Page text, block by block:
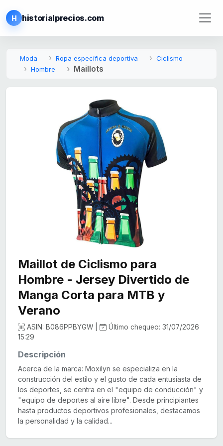
H historialprecios.com
Moda Ropa específica deportiva
Ciclismo
Hombre
Maillots
Maillot de Ciclismo para
Hombre - Jersey Divertido de
Manga Corta para MTB y
Verano
ASIN: B086PPBYGW |
Último chequeo: 31/07/2026
15:29
Descripción
Acerca de la marca: Moxilyn se especializa en la
construcción del estilo y el gusto de cada entusiasta de
los deportes, se centra en el "equipo de conducción" y
"equipo de deportes al aire libre". Desde principiantes
hasta productos deportivos profesionales, destacamos
la personalidad y la calidad...